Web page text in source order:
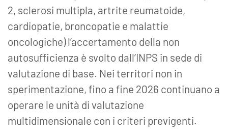
2, sclerosi multipla, artrite reumatoide,
cardiopatie, broncopatie e malattie
oncologiche) l’accertamento della non
autosufficienza è svolto dall’INPS in sede di
valutazione di base. Nei territori non in
sperimentazione, fino a fine 2026 continuano a
operare le unità di valutazione
multidimensionale con i criteri previgenti.